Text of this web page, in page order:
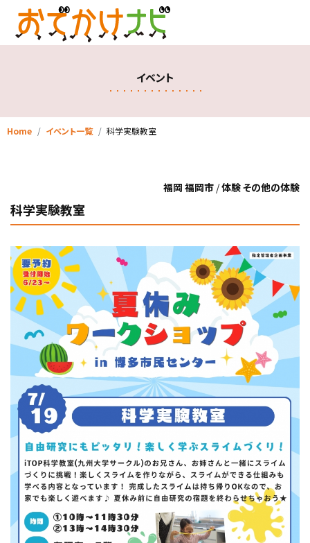
イベント
Home イベント一覧 科学実験教室
福岡 福岡市 /体験 その他の体験
科学実験教室